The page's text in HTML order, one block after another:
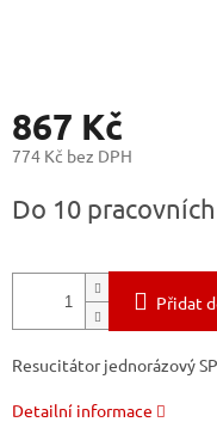
867 Kč
774 Kč bez DPH
cena:
Do 10
Přidat
Resucitátor jednorázový
Detailní informace